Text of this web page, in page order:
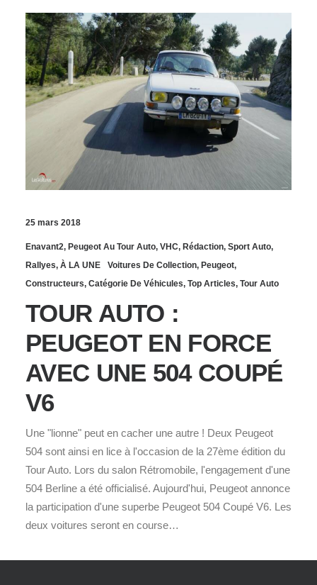
25 mars 2018
Enavant2, Peugeot Au Tour Auto, VHC, Rédaction, Sport Auto,
Rallyes, À LA UNE Voitures De Collection, Peugeot,
Constructeurs, Catégorie De Véhicules, Top Articles, Tour Auto
TOUR AUTO :
PEUGEOT EN FORCE
AVEC UNE 504 COUPÉ
V6
Une "lionne" peut en cacher une autre ! Deux Peugeot
504 sont ainsi en lice à l'occasion de la 27ème édition du
Tour Auto. Lors du salon Rétromobile, l'engagement d'une
504 Berline a été officialisé. Aujourd'hui, Peugeot annonce
la participation d'une superbe Peugeot 504 Coupé V6. Les
deux voitures seront en course…